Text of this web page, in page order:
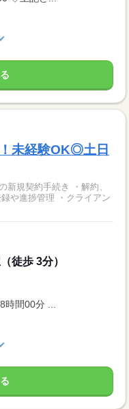
未経験OK◎土日
新規契約手続き ・解約、
や進捗管理 ・クライアン
徒歩 3分）
間00分 ...